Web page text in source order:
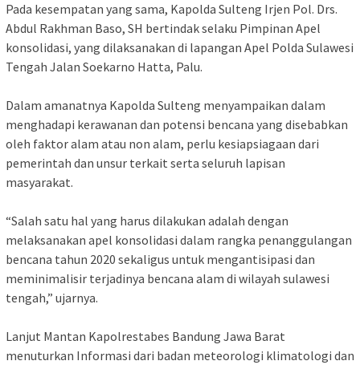
Pada kesempatan yang sama, Kapolda Sulteng Irjen Pol. Drs.
Abdul Rakhman Baso, SH bertindak selaku Pimpinan Apel
konsolidasi, yang dilaksanakan di lapangan Apel Polda Sulawesi
Tengah Jalan Soekarno Hatta, Palu.
Dalam amanatnya Kapolda Sulteng menyampaikan dalam
menghadapi kerawanan dan potensi bencana yang disebabkan
oleh faktor alam atau non alam, perlu kesiapsiagaan dari
pemerintah dan unsur terkait serta seluruh lapisan
masyarakat.
“Salah satu hal yang harus dilakukan adalah dengan
melaksanakan apel konsolidasi dalam rangka penanggulangan
bencana tahun 2020 sekaligus untuk mengantisipasi dan
meminimalisir terjadinya bencana alam di wilayah sulawesi
tengah,” ujarnya.
Lanjut Mantan Kapolrestabes Bandung Jawa Barat
menuturkan Informasi dari badan meteorologi klimatologi dan